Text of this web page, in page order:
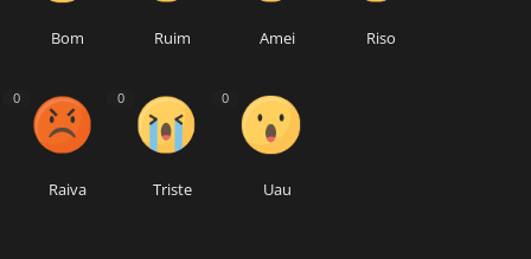
Bom Ruim Amei Riso
0
Raiva
0
Triste
0
Uau